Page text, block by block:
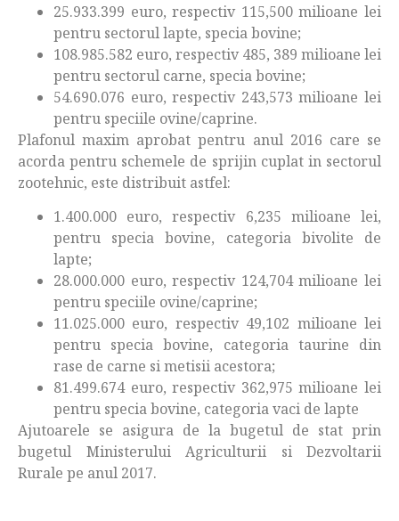
25.933.399 euro, respectiv 115,500 milioane lei
pentru sectorul lapte, specia bovine;
108.985.582 euro, respectiv 485, 389 milioane lei
pentru sectorul carne, specia bovine;
54.690.076 euro, respectiv 243,573 milioane lei
pentru speciile ovine/caprine.
Plafonul maxim aprobat pentru anul 2016 care se
acorda pentru schemele de sprijin cuplat in sectorul
zootehnic, este distribuit astfel:
1.400.000 euro, respectiv 6,235 milioane lei,
pentru specia bovine, categoria bivolite de
lapte;
28.000.000 euro, respectiv 124,704 milioane lei
pentru speciile ovine/caprine;
11.025.000 euro, respectiv 49,102 milioane lei
pentru specia bovine, categoria taurine din
rase de carne si metisii acestora;
81.499.674 euro, respectiv 362,975 milioane lei
pentru specia bovine, categoria vaci de lapte
Ajutoarele se asigura de la bugetul de stat prin
bugetul Ministerului Agriculturii si Dezvoltarii
Rurale pe anul 2017.